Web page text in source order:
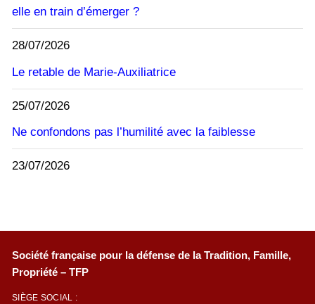
elle en train d’émerger ?
28/07/2026
Le retable de Marie-Auxiliatrice
25/07/2026
Ne confondons pas l’humilité avec la faiblesse
23/07/2026
Société française pour la défense de la Tradition, Famille,
Propriété – TFP
SIÈGE SOCIAL :